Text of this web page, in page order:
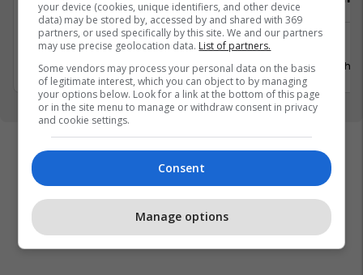
Ferizaj
3 Gusht 2026
20 Gusht
your device (cookies, unique identifiers, and other device
data) may be stored by, accessed by and shared with 369
partners, or used specifically by this site. We and our partners
may use precise geolocation data. List of partners.
Some vendors may process your personal data on the basis
of legitimate interest, which you can object to by managing
your options below. Look for a link at the bottom of this page
or in the site menu to manage or withdraw consent in privacy
and cookie settings.
Consent
Manage options